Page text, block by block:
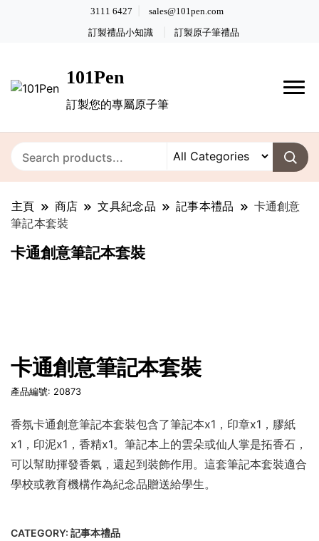
3111 6427 sales@101pen.com
訂製禮品小知識 訂製原子筆禮品
101Pen
訂製您的專屬原子筆
主頁 商店 文具紀念品 記事本禮品
卡通創意
筆記本套裝
卡通創意筆記本套裝
卡通創意筆記本套裝
產品編號: 20873
香氛卡通創意筆記本套裝包含了筆記本x1，印章x1，膠紙
x1，印泥x1，香精x1。筆記本上的雲朵或仙人掌是拓香石，
可以幫助揮發香氣，還起到裝飾作用。這套筆記本套裝適合
學校或教育機構作為紀念品贈送給學生。
CATEGORY: 記事本禮品